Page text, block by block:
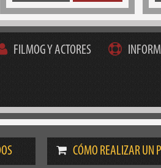
FILMOG Y ACTORES
CÓMO REALIZAR UN